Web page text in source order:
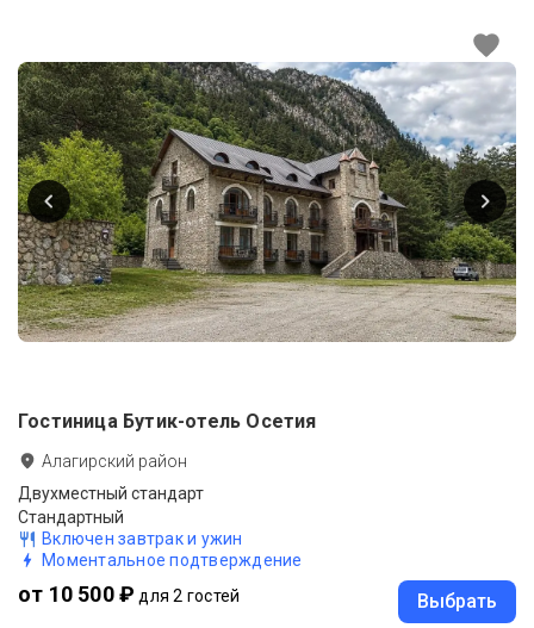
Гостиница Бутик-отель Осетия
Алагирский район
Двухместный стандарт
Стандартный
Включен завтрак и ужин
Моментальное подтверждение
от 10 500 ₽ для 2 гостей Выбрать